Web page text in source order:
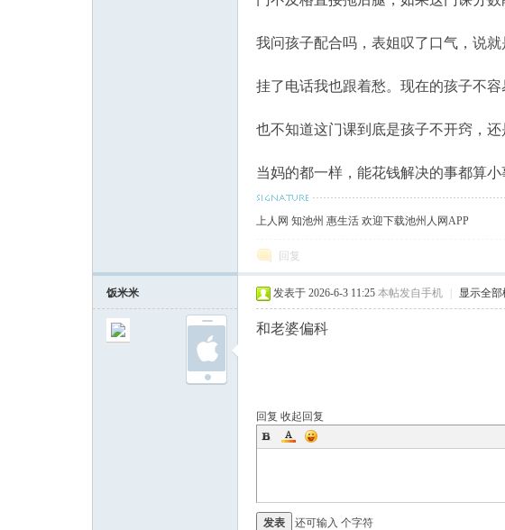
论
我问孩子配合吗，表姐叹了口气，说
挂了电话我也跟着愁。现在的孩子不
也不知道这门课到底是孩子不开窍，
当妈的都一样，能花钱解决的事都算小
上人网 知池州 惠生活 欢迎下载池州人网APP
回复
饭米米 发表于 2026-6-3 11:25 本帖发自手机 显示全部
和老婆偏科
回复 收起回复
发表 还可输入 个字符